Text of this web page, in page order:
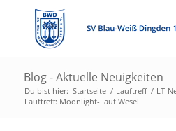
Blog - Aktuelle Neuigkeiten
Du bist hier: Startseite / Lauftreff / LT-
Lauftreff: Moonlight-Lauf Wesel